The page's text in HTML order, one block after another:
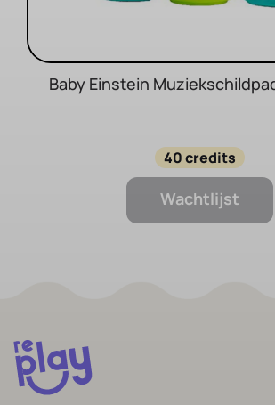
Baby Einstein
40 credits
Wachtlijst